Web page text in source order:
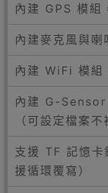
內建 GPS 模組
內建麥克風與喇
內建 WiFi 模組
內建 G-Sensor
（可設定檔案不
支援 TF 記憶
援循環覆寫）